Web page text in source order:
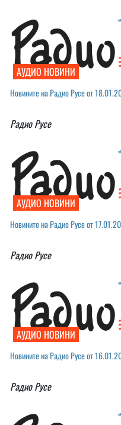
АУДИО НОВИНИ
Новините на Радио Русе от
Радио Русе
АУДИО НОВИНИ
Новините на Радио Русе от
Радио Русе
АУДИО НОВИНИ
Новините на Радио Русе от
Радио Русе